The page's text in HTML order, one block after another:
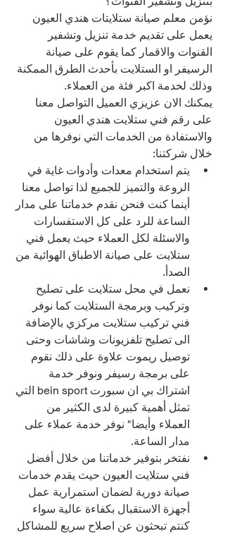
نؤمن معلم صيانة ستلايتات هندي العيون
يعمل على تقديم خدمة تنزيل وتشفير
القنوات والاقمار كما يقوم على صيانة
الرسيفر او الستلايت بأحدث الطرق الممكنة
وذلك لخدمة اكبر فئة من العملاء.
يمكنك الان عزيزي العميل التواصل معنا
على رقم فني ستلايت هندي العيون
والاستفادة من الخدمات التي نوفرها من
خلال شركتنا:
يتم استخدام معدات وأدوات غاية في
الروعة والتميز للجميع لذا تواصل معنا
أينما كنت فنحن نقدم خدماتنا على مدار
الساعة للرد على كل الاستفسارات
والاسئلة لكل العملاء حيث يعمل فني
ستلايت على صيانة الاطباق الهوائية من
الصدأ.
نعمل في محل ستلايت على تصليح
وتركيب وبرمجة الستلايت كما نوفر
فني تركيب ستلايت مركزي بالإضافة
الى تصليح تلفزيونات وشاشات وحتى
توصيل ريموت علاوة على ذلك نقوم
على برمجة رسيفر ونوفر خدمة
اشتراك بي ان سبورت bein sport التي
تمثل أهمية كبيرة لدى الكثير من
العملاء وأيضا" نوفر خدمة عملاء على
مدار الساعة.
نفتخر بتوفير خدماتنا من خلال أفضل
فني ستلايت العيون حيث يقدم خدمات
صيانة دورية لضمان استمرارية عمل
أجهزة الاستقبال بكفاءة عالية سواء
كنتم تبحثون عن اصلاح سريع للمشاكل